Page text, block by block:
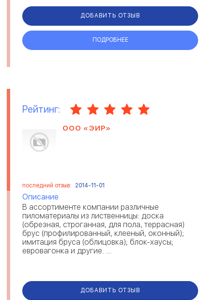
террасной доски и м...
ДОБАВИТЬ ОТЗЫВ
ПОДРОБНЕЕ
Рейтинг:
ООО «ЭИР»
последний отзыв: 2014-11-01
Описание
В ассортименте компании различные
пиломатериалы из лиственницы: доска
(обрезная, строганная, для пола, террасная)
брус (профилированный, клееный, оконный);
имитация бруса (облицовка); блок-хаусы;
евровагонка и другие. ...
ДОБАВИТЬ ОТЗЫВ